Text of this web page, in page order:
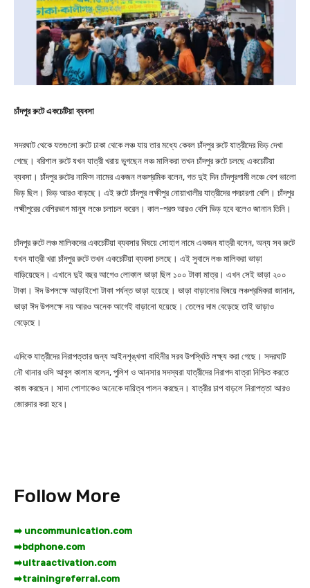
চাঁদপুর রুটে একচেটিয়া ব্যবসা
সদরঘাট থেকে যতগুলো রুটে ঢাকা থেকে লঞ্চ যায় তার মধ্যে কেবল চাঁদপুর রুটে যাত্রীদের ভিড় দেখা
গেছে। বরিশাল রুটে যখন যাত্রী খরায় ভুগছেন লঞ্চ মালিকরা তখন চাঁদপুর রুটে চলছে একচেটিয়া
ব্যবসা। চাঁদপুর রুটের নাফিস নামের একজন লঞ্চশ্রমিক বলেন, গত দুই দিন চাঁদপুরগামী লঞ্চে বেশ ভালো
ভিড় ছিল। ভিড় আরও বাড়ছে। এই রুটে চাঁদপুর লক্ষীপুর নোয়াখালীর যাত্রীদের পদচারণা বেশি। চাঁদপুর
লক্ষ্মীপুরের বেশিরভাগ মানুষ লঞ্চে চলাচল করেন। কাল-পরশু আরও বেশি ভিড় হবে বলেও জানান তিনি।
চাঁদপুর রুটে লঞ্চ মালিকদের একচেটিয়া ব্যবসার বিষয়ে সোহাগ নামে একজন যাত্রী বলেন, অন্য সব রুটে
যখন যাত্রী খরা চাঁদপুর রুটে তখন একচেটিয়া ব্যবসা চলছে। এই সুবাদে লঞ্চ মালিকরা ভাড়া
বাড়িয়েছেন। এখানে দুই বছর আগেও লোকাল ভাড়া ছিল ১০০ টাকা মাত্র। এখন সেই ভাড়া ২০০
টাকা। ঈদ উপলক্ষে আড়াইশো টাকা পর্যন্ত ভাড়া হয়েছে। ভাড়া বাড়ানোর বিষয়ে লঞ্চশ্রমিকরা জানান,
ভাড়া ঈদ উপলক্ষে নয় আরও অনেক আগেই বাড়ানো হয়েছে। তেলের দাম বেড়েছে তাই ভাড়াও
বেড়েছে।
এদিকে যাত্রীদের নিরাপত্তার জন্য আইনশৃঙ্খলা বাহিনীর সরব উপস্থিতি লক্ষ্য করা গেছে। সদরঘাট
নৌ থানার ওসি আবুল কালাম বলেন, পুলিশ ও আনসার সদস্যরা যাত্রীদের নিরাপদ যাত্রা নিশ্চিত করতে
কাজ করছেন। সাদা পোশাকেও অনেকে দায়িত্ব পালন করছেন। যাত্রীর চাপ বাড়লে নিরাপত্তা আরও
জোরদার করা হবে।
Follow More
➡️ uncommunication.com
➡️bdphone.com
➡️ultraactivation.com
➡️trainingreferral.com